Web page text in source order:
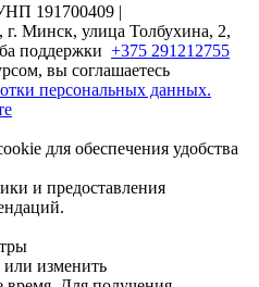
191700409 |
г. Минск, улица Толбухина, 2,
поддержки +375 291212755
вы соглашаетесь
персональных данных.
для обеспечения удобства
и предоставления
или изменить